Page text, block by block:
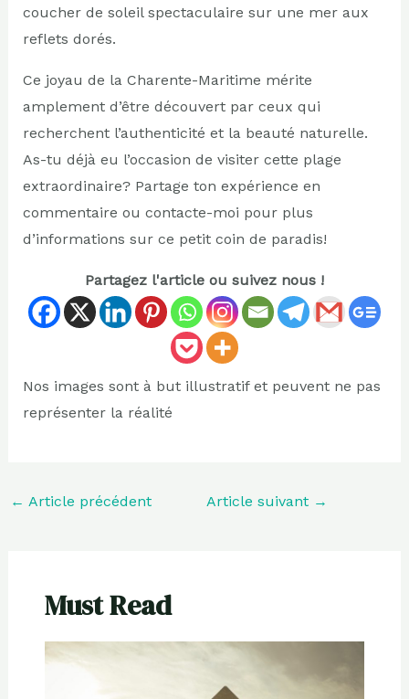
coucher de soleil spectaculaire sur une mer aux
reflets dorés.
Ce joyau de la Charente-Maritime mérite
amplement d’être découvert par ceux qui
recherchent l’authenticité et la beauté naturelle.
As-tu déjà eu l’occasion de visiter cette plage
extraordinaire? Partage ton expérience en
commentaire ou contacte-moi pour plus
d’informations sur ce petit coin de paradis!
Partagez l'article ou suivez nous !
Nos images sont à but illustratif et peuvent ne pas
représenter la réalité
← Article précédent Article suivant →
Must Read